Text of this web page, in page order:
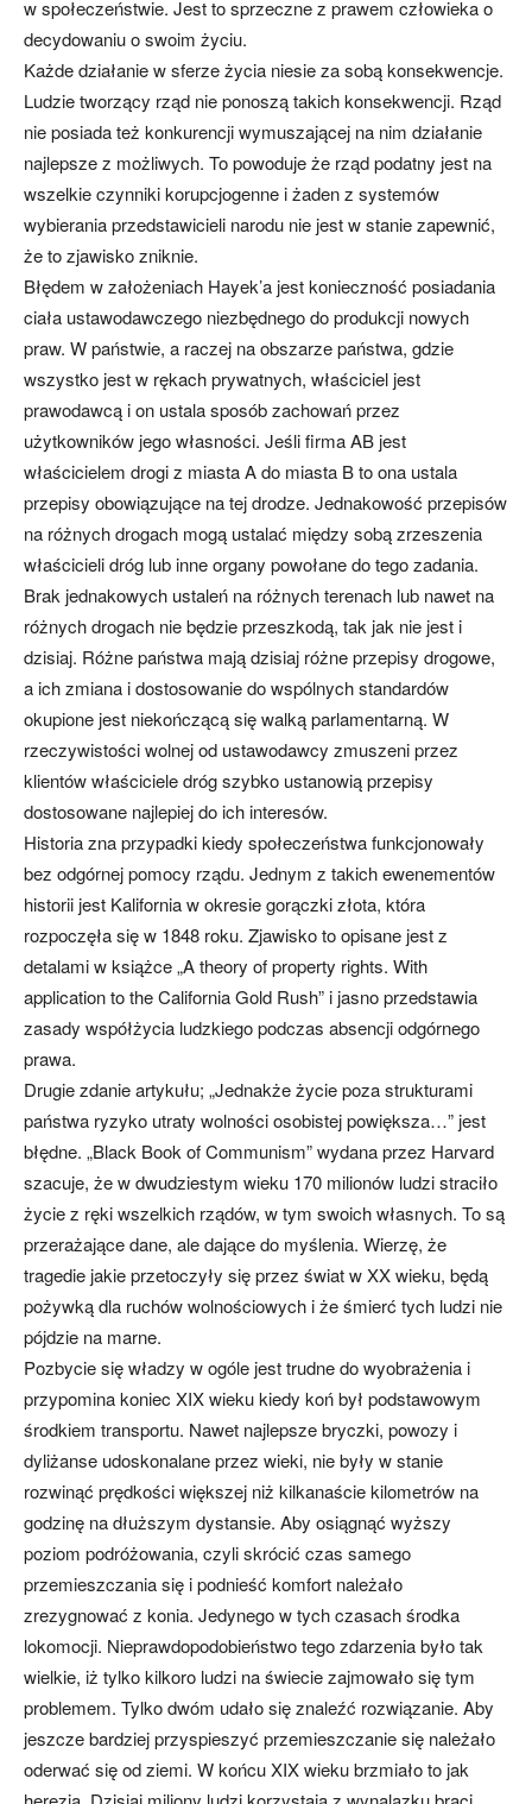
w społeczeństwie. Jest to sprzeczne z prawem człowieka o
decydowaniu o swoim życiu.
Każde działanie w sferze życia niesie za sobą konsekwencje.
Ludzie tworzący rząd nie ponoszą takich konsekwencji. Rząd
nie posiada też konkurencji wymuszającej na nim działanie
najlepsze z możliwych. To powoduje że rząd podatny jest na
wszelkie czynniki korupcjogenne i żaden z systemów
wybierania przedstawicieli narodu nie jest w stanie zapewnić,
że to zjawisko zniknie.
Błędem w założeniach Hayek’a jest konieczność posiadania
ciała ustawodawczego niezbędnego do produkcji nowych
praw. W państwie, a raczej na obszarze państwa, gdzie
wszystko jest w rękach prywatnych, właściciel jest
prawodawcą i on ustala sposób zachowań przez
użytkowników jego własności. Jeśli firma AB jest
właścicielem drogi z miasta A do miasta B to ona ustala
przepisy obowiązujące na tej drodze. Jednakowość przepisów
na różnych drogach mogą ustalać między sobą zrzeszenia
właścicieli dróg lub inne organy powołane do tego zadania.
Brak jednakowych ustaleń na różnych terenach lub nawet na
różnych drogach nie będzie przeszkodą, tak jak nie jest i
dzisiaj. Różne państwa mają dzisiaj różne przepisy drogowe,
a ich zmiana i dostosowanie do wspólnych standardów
okupione jest niekończącą się walką parlamentarną. W
rzeczywistości wolnej od ustawodawcy zmuszeni przez
klientów właściciele dróg szybko ustanowią przepisy
dostosowane najlepiej do ich interesów.
Historia zna przypadki kiedy społeczeństwa funkcjonowały
bez odgórnej pomocy rządu. Jednym z takich ewenementów
historii jest Kalifornia w okresie gorączki złota, która
rozpoczęła się w 1848 roku. Zjawisko to opisane jest z
detalami w książce „A theory of property rights. With
application to the California Gold Rush” i jasno przedstawia
zasady współżycia ludzkiego podczas absencji odgórnego
prawa.
Drugie zdanie artykułu; „Jednakże życie poza strukturami
państwa ryzyko utraty wolności osobistej powiększa…” jest
błędne. „Black Book of Communism” wydana przez Harvard
szacuje, że w dwudziestym wieku 170 milionów ludzi straciło
życie z ręki wszelkich rządów, w tym swoich własnych. To są
przerażające dane, ale dające do myślenia. Wierzę, że
tragedie jakie przetoczyły się przez świat w XX wieku, będą
pożywką dla ruchów wolnościowych i że śmierć tych ludzi nie
pójdzie na marne.
Pozbycie się władzy w ogóle jest trudne do wyobrażenia i
przypomina koniec XIX wieku kiedy koń był podstawowym
środkiem transportu. Nawet najlepsze bryczki, powozy i
dyliżanse udoskonalane przez wieki, nie były w stanie
rozwinąć prędkości większej niż kilkanaście kilometrów na
godzinę na dłuższym dystansie. Aby osiągnąć wyższy
poziom podróżowania, czyli skrócić czas samego
przemieszczania się i podnieść komfort należało
zrezygnować z konia. Jedynego w tych czasach środka
lokomocji. Nieprawdopodobieństwo tego zdarzenia było tak
wielkie, iż tylko kilkoro ludzi na świecie zajmowało się tym
problemem. Tylko dwóm udało się znaleźć rozwiązanie. Aby
jeszcze bardziej przyspieszyć przemieszczanie się należało
oderwać się od ziemi. W końcu XIX wieku brzmiało to jak